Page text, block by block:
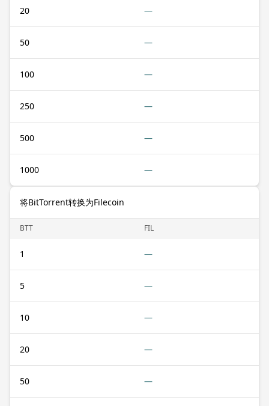
20 —
50 —
100 —
250 —
500 —
1000 —
将BitTorrent转换为Filecoin
BTT FIL
1 —
5 —
10 —
20 —
50 —